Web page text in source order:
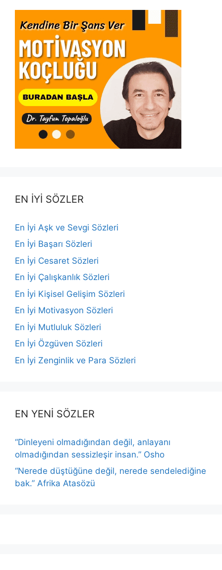
EN İYİ SÖZLER
En İyi Aşk ve Sevgi Sözleri
En İyi Başarı Sözleri
En İyi Cesaret Sözleri
En İyi Çalışkanlık Sözleri
En İyi Kişisel Gelişim Sözleri
En İyi Motivasyon Sözleri
En İyi Mutluluk Sözleri
En İyi Özgüven Sözleri
En İyi Zenginlik ve Para Sözleri
EN YENİ SÖZLER
“Dinleyeni olmadığından değil, anlayanı
olmadığından sessizleşir insan.” Osho
“Nerede düştüğüne değil, nerede sendelediğine
bak.” Afrika Atasözü